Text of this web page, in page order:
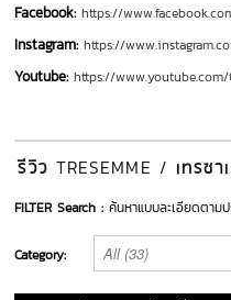
Facebook: https://
Instagram: https://
Youtube: https://
รีวิว TRESEMME / เทรซา
FILTER Search : ค้นหาแบบละเอียดตามป
Category: